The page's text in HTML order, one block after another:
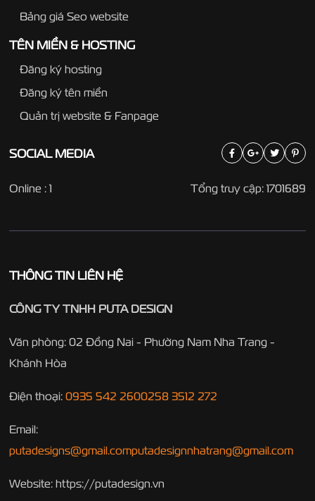
Bảng giá Seo website
TÊN MIỀN & HOSTING
Đăng ký hosting
Đăng ký tên miền
Quản trị website & Fanpage
SOCIAL MEDIA
Tổng truy cập: 1701689
Online : 1
THÔNG TIN LIÊN HỆ
CÔNG TY TNHH PUTA DESIGN
Văn phòng: 02 Đồng Nai - Phường Nam Nha Trang -
Khánh Hòa
Điện thoại: 0935 542 2600258 3512 272
Email:
putadesigns@gmail.computadesignnhatrang@gmail.com
Website: https://putadesign.vn